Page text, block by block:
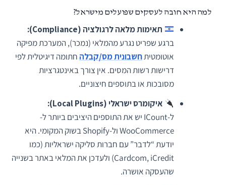
למה היא חובה לעסקים שפועלים מישראל?
תאימות מלאה לרגולציה (Compliance):
ברגע שפריט נגרע מהמלאי (נמכר), המערכת מפיקה
אוטומטיתחשבונית מס/קבלה חתומה דיגיטלית לפי
דרישות רשות המסים. אין צורך באינטגרציות
מסובכות או בתוספים חיצוניים.
איקומרס ישראלי (Local Plugins):
ל-ICount יש את התוספים היציבים ביותר ל-
WooCommerce ול-Shopify בשוק המקומי. היא
יודעת “לדבר” עם חברות סליקה ישראליות (כמו
Cardcom, iCredit) ולעדכן את המלאי באתר בשנייה
שהעסקה אושרה.